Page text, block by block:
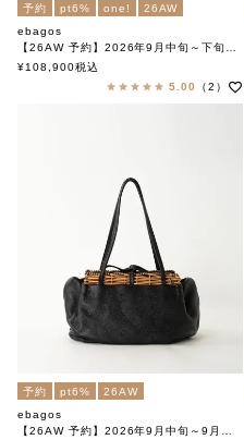
予約 pt6% one!
26AW
ebagos
【26AW 予約】2026年9月中旬～下旬頃入荷予定
フニュ・シュリンク グレートグラニー IVORY
¥108,900税込
5.00
（2）
予約 pt6%
26AW
ebagos
【26AW 予約】2026年9月中旬～9月下旬頃入荷予定